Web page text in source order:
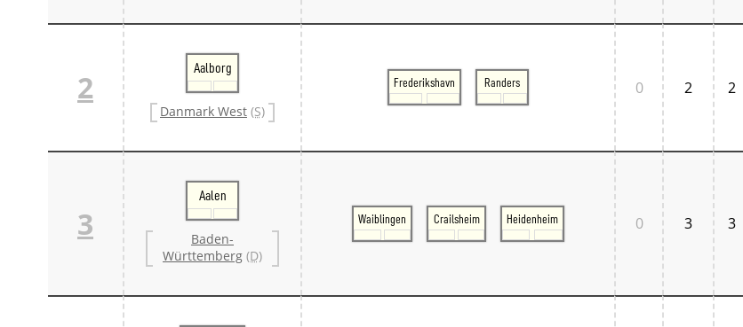
Pays de la Loire
Großbritannien London
Großbritannien South East
Großbritannien South West
Lombardia
Bern - Lötschberg
Ostschweiz
Tessin
Zürich und Umgebung
Skandinavien
2
Aalborg
Danmark West (S)
Frederikshavn Randers 0 2 2
3
Aalen
Baden-
Württemberg (D)
Waiblingen Crailsheim Heidenheim 0 3 3